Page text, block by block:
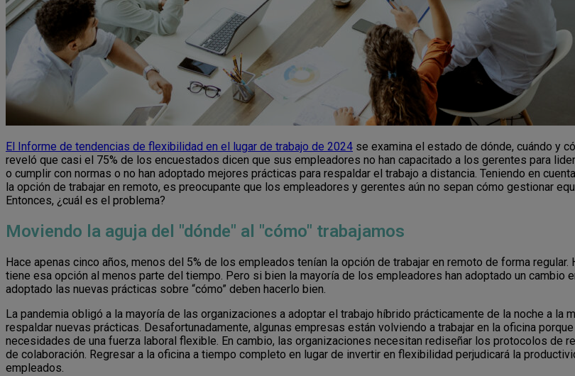
El Informe de tendencias de flexibilidad en el lugar de trabajo de 2024 se examina el estado de dónde, cuándo y
reveló que casi el 75% de los encuestados dicen que sus empleadores no han capacitado a los gerentes para
o cumplir con normas o no han adoptado mejores prácticas para respaldar el trabajo a distancia. Teniendo en
la opción de trabajar en remoto, es preocupante que los empleadores y gerentes aún no sepan cómo gestionar
Entonces, ¿cuál es el problema?
Moviendo la aguja del "dónde" al "cómo" trabajamos
Hace apenas cinco años, menos del 5% de los empleados tenían la opción de trabajar en remoto de forma regular.
tiene esa opción al menos parte del tiempo. Pero si bien la mayoría de los empleadores han adoptado un cambio
adoptado las nuevas prácticas sobre “cómo” deben hacerlo bien.
La pandemia obligó a la mayoría de las organizaciones a adoptar el trabajo híbrido prácticamente de la noche a la
respaldar nuevas prácticas. Desafortunadamente, algunas empresas están volviendo a trabajar en la oficina
necesidades de una fuerza laboral flexible. En cambio, las organizaciones necesitan rediseñar los protocolos de
de colaboración. Regresar a la oficina a tiempo completo en lugar de invertir en flexibilidad perjudicará la
empleados.